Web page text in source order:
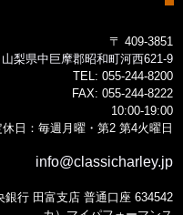
〒 409-3851
山梨県中巨摩郡昭和町河西621-9
TEL: 055-244-8200
FAX: 055-244-8222
10:00-19:00
休日：毎週月曜・第2 第4火曜日
info@classicharley.jp
銀行 田富支店 普通口座 634542